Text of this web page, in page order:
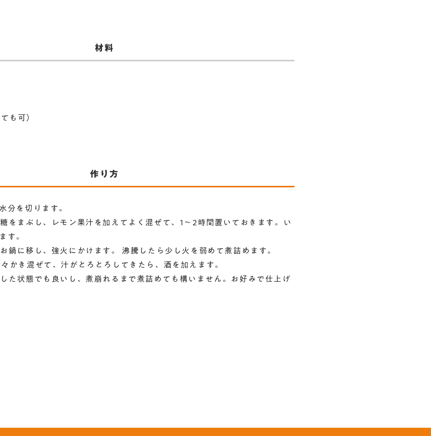
​材料
も可）
​作り方
分を切ります。
をまぶし、レモン果汁を加えてよく混ぜて、1～2時間置いておきます。い
す。
鍋に移し、強火にかけます。 沸騰したら少し火を弱めて煮詰めます。
かき混ぜて、汁がとろとろしてきたら、酒を加えます。
た状態でも良いし、煮崩れるまで煮詰めても構いません。お好みで仕上げ